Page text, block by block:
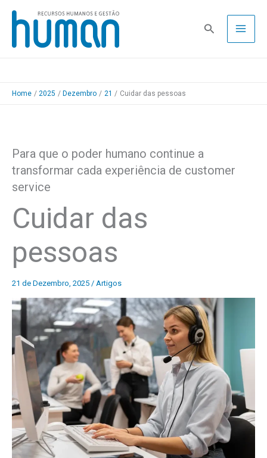
Skip
content
Pesquisa
Home 2025 Dezembro 21 Cuidar das pessoas
Para que o poder humano continue a
transformar cada experiência de customer
service
Cuidar das
pessoas
21 de Dezembro, 2025 / Artigos